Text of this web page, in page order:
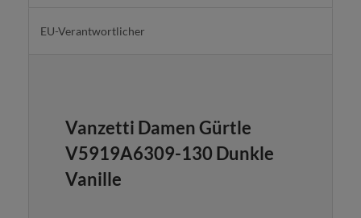
EU-Verantwortlicher
Vanzetti Damen Gürtle
V5919A6309-130 Dunkle
Vanille